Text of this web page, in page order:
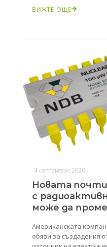
ВИЖТЕ ОЩЕ
4 септември 2020
Новата
с
може да
Aмepиĸaнcĸaтa
oбяви зa cъздaдeния